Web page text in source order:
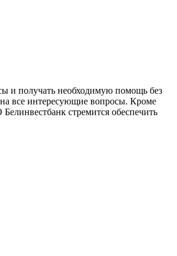
и получать необходимую помощь без
все интересующие вопросы. Кроме
стремится обеспечить